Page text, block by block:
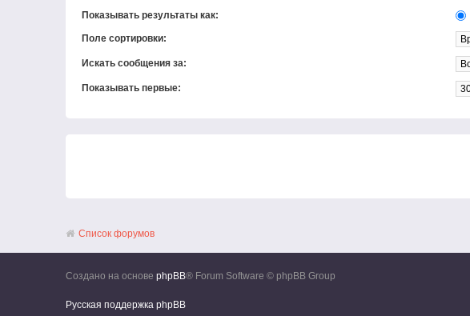
Показывать результаты как:
Поле сортировки:
Искать сообщения за:
Показывать первые:
Список форумов
Создано на основе phpBB® Forum Software © phpBB Group
Русская поддержка phpBB